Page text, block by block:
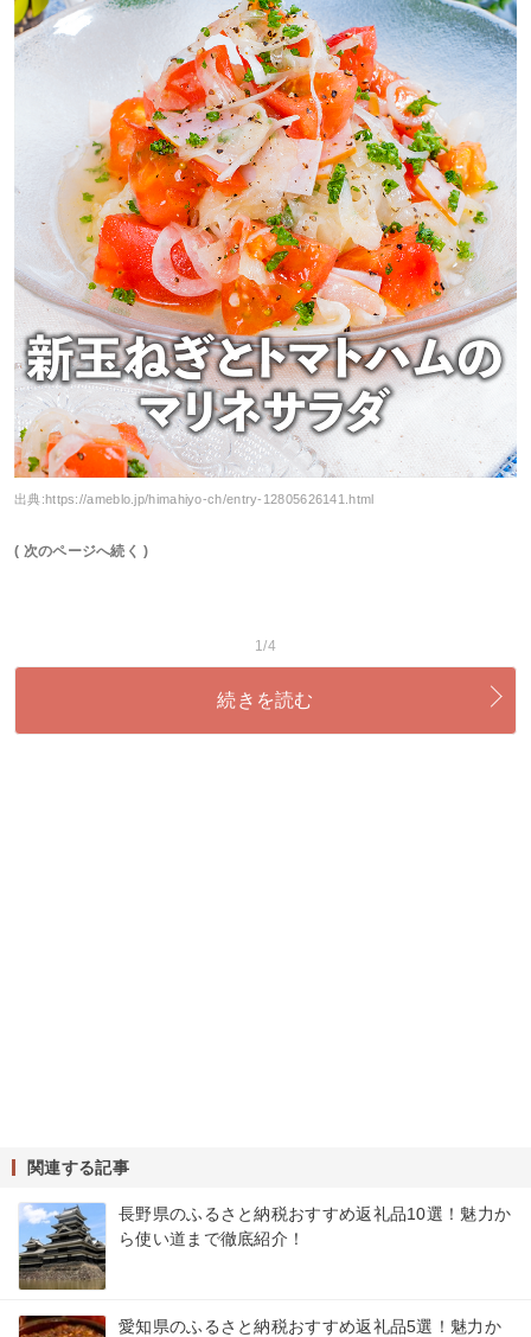
出典:https://ameblo.jp/himahiyo-ch/entry-12805626141.html
( 次のページへ続く )
1/4
続きを読む
関連する記事
長野県のふるさと納税おすすめ返礼品10選！魅力か
ら使い道まで徹底紹介！
愛知県のふるさと納税おすすめ返礼品5選！魅力か